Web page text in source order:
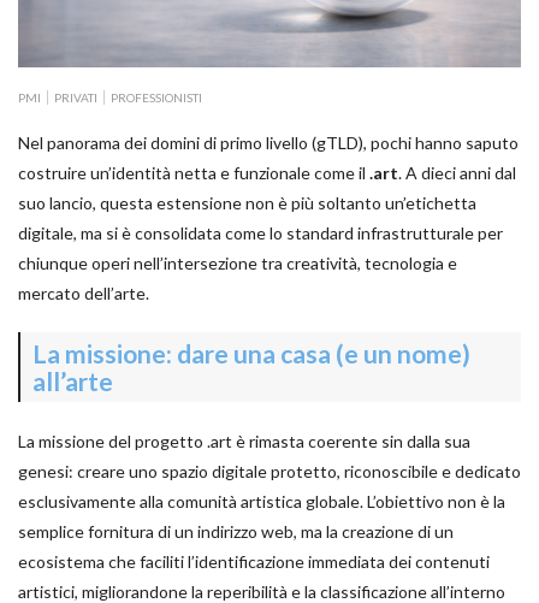
PMI PRIVATI PROFESSIONISTI
Nel panorama dei domini di primo livello (gTLD), pochi hanno saputo
costruire un’identità netta e funzionale come il .art. A dieci anni dal
suo lancio, questa estensione non è più soltanto un’etichetta
digitale, ma si è consolidata come lo standard infrastrutturale per
chiunque operi nell’intersezione tra creatività, tecnologia e
mercato dell’arte.
La missione: dare una casa (e un nome)
all’arte
La missione del progetto .art è rimasta coerente sin dalla sua
genesi: creare uno spazio digitale protetto, riconoscibile e dedicato
esclusivamente alla comunità artistica globale. L’obiettivo non è la
semplice fornitura di un indirizzo web, ma la creazione di un
ecosistema che faciliti l’identificazione immediata dei contenuti
artistici, migliorandone la reperibilità e la classificazione all’interno